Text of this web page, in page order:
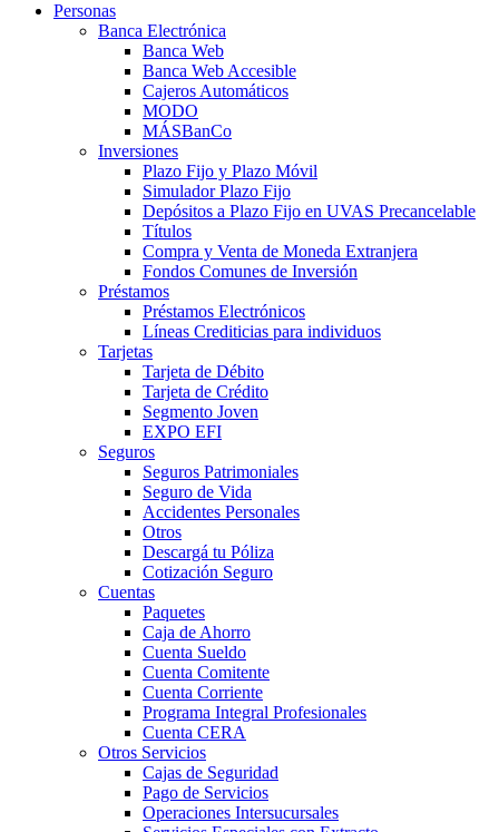
Personas
Banca Electrónica
Banca Web
Banca Web Accesible
Cajeros Automáticos
MODO
MÁSBanCo
Inversiones
Plazo Fijo y Plazo Móvil
Simulador Plazo Fijo
Depósitos a Plazo Fijo en UVAS Precancelable
Títulos
Compra y Venta de Moneda Extranjera
Fondos Comunes de Inversión
Préstamos
Préstamos Electrónicos
Líneas Crediticias para individuos
Tarjetas
Tarjeta de Débito
Tarjeta de Crédito
Segmento Joven
EXPO EFI
Seguros
Seguros Patrimoniales
Seguro de Vida
Accidentes Personales
Otros
Descargá tu Póliza
Cotización Seguro
Cuentas
Paquetes
Caja de Ahorro
Cuenta Sueldo
Cuenta Comitente
Cuenta Corriente
Programa Integral Profesionales
Cuenta CERA
Otros Servicios
Cajas de Seguridad
Pago de Servicios
Operaciones Intersucursales